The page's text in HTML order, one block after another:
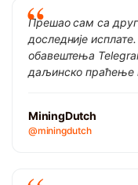
Прешао сам са
доследније
обавештења
даљинско праћење
MiningDutch
@miningdutch